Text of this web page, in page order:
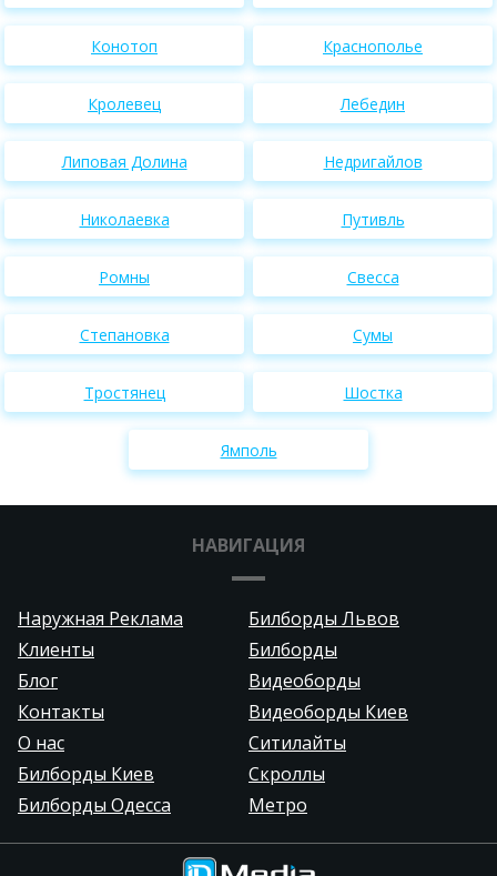
Конотоп Краснополье
Кролевец Лебедин
Липовая Долина Недригайлов
Николаевка Путивль
Ромны Свесса
Степановка Сумы
Тростянец Шостка
Ямполь
НАВИГАЦИЯ
Наружная Реклама
Билборды Львов
Клиенты
Билборды
Блог
Видеоборды
Контакты
Видеоборды Киев
О нас
Ситилайты
Билборды Киев
Скроллы
Билборды Одесса
Метро